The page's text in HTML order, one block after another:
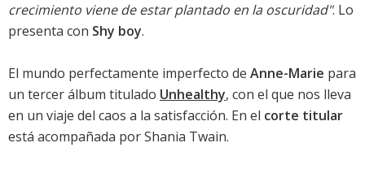
crecimiento viene de estar plantado en la oscuridad". Lo
presenta con Shy boy.
El mundo perfectamente imperfecto de Anne-Marie para
un tercer álbum titulado Unhealthy, con el que nos lleva
en un viaje del caos a la satisfacción. En el corte titular
está acompañada por Shania Twain.